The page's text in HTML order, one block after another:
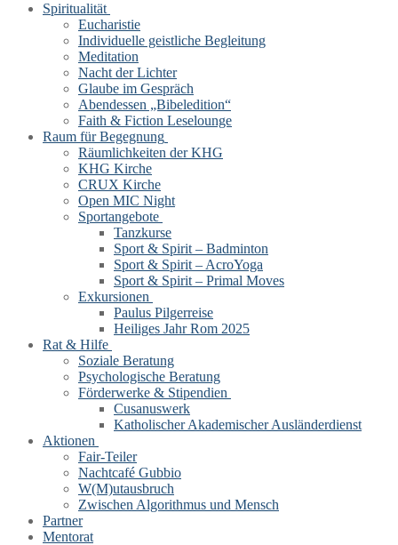
Spiritualität
Eucharistie
Individuelle geistliche Begleitung
Meditation
Nacht der Lichter
Glaube im Gespräch
Abendessen „Bibeledition“
Faith & Fiction Leselounge
Raum für Begegnung
Räumlichkeiten der KHG
KHG Kirche
CRUX Kirche
Open MIC Night
Sportangebote
Tanzkurse
Sport & Spirit – Badminton
Sport & Spirit – AcroYoga
Sport & Spirit – Primal Moves
Exkursionen
Paulus Pilgerreise
Heiliges Jahr Rom 2025
Rat & Hilfe
Soziale Beratung
Psychologische Beratung
Förderwerke & Stipendien
Cusanuswerk
Katholischer Akademischer Ausländerdienst
Aktionen
Fair-Teiler
Nachtcafé Gubbio
W(M)utausbruch
Zwischen Algorithmus und Mensch
Partner
Mentorat